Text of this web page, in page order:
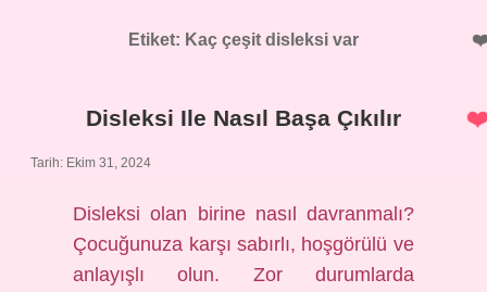
Etiket: Kaç çeşit disleksi var
Disleksi Ile Nasıl Başa Çıkılır
Tarih: Ekim 31, 2024
Disleksi olan birine nasıl davranmalı?
Çocuğunuza karşı sabırlı, hoşgörülü ve
anlayışlı olun. Zor durumlarda